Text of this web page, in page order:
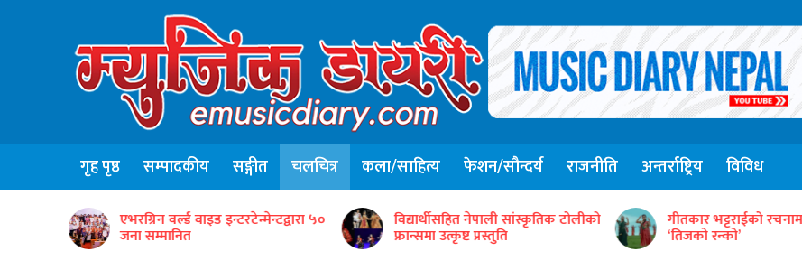
गृह पृष्ठ सम्पादकीय सङ्गीत चलचित्र कला/साहित्य फेशन/सौन्दर्य राजनीति अन्तर्राष्ट्रिय विविध
विद्यार्थीसहित नेपाली सांस्कृतिक टोलीको
फ्रान्समा उत्कृष्ट प्रस्तुति
गीतकार भट्टराईको रचनामा तिज गीत
‘तिजको रन्को’
संजिव सिंह रानाको स्वरमा
गीत ‘तितो छ कि
सार्वजनिक